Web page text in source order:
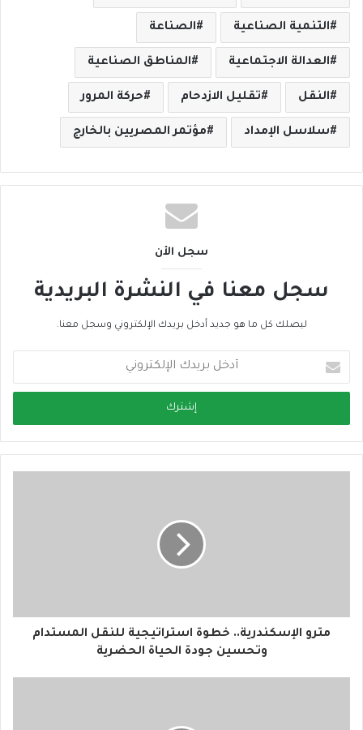
التنمية الصناعية الصناعة
العدالة الاجتماعية المناطق الصناعية
النقل تقليل الازدحام حركة المرور
سلاسل الإمداد مؤتمر المصريين بالخارج
سجل الأن
سجل معنا في النشرة البريدية
ليصلك كل ما هو جديد أدخل بريدك الإلكتروني وسجل معنا.
خ
ب
ر
مترو الإسكندرية.. خطوة استراتيجية للنقل المستدام
وتحسين جودة الحياة الحضرية